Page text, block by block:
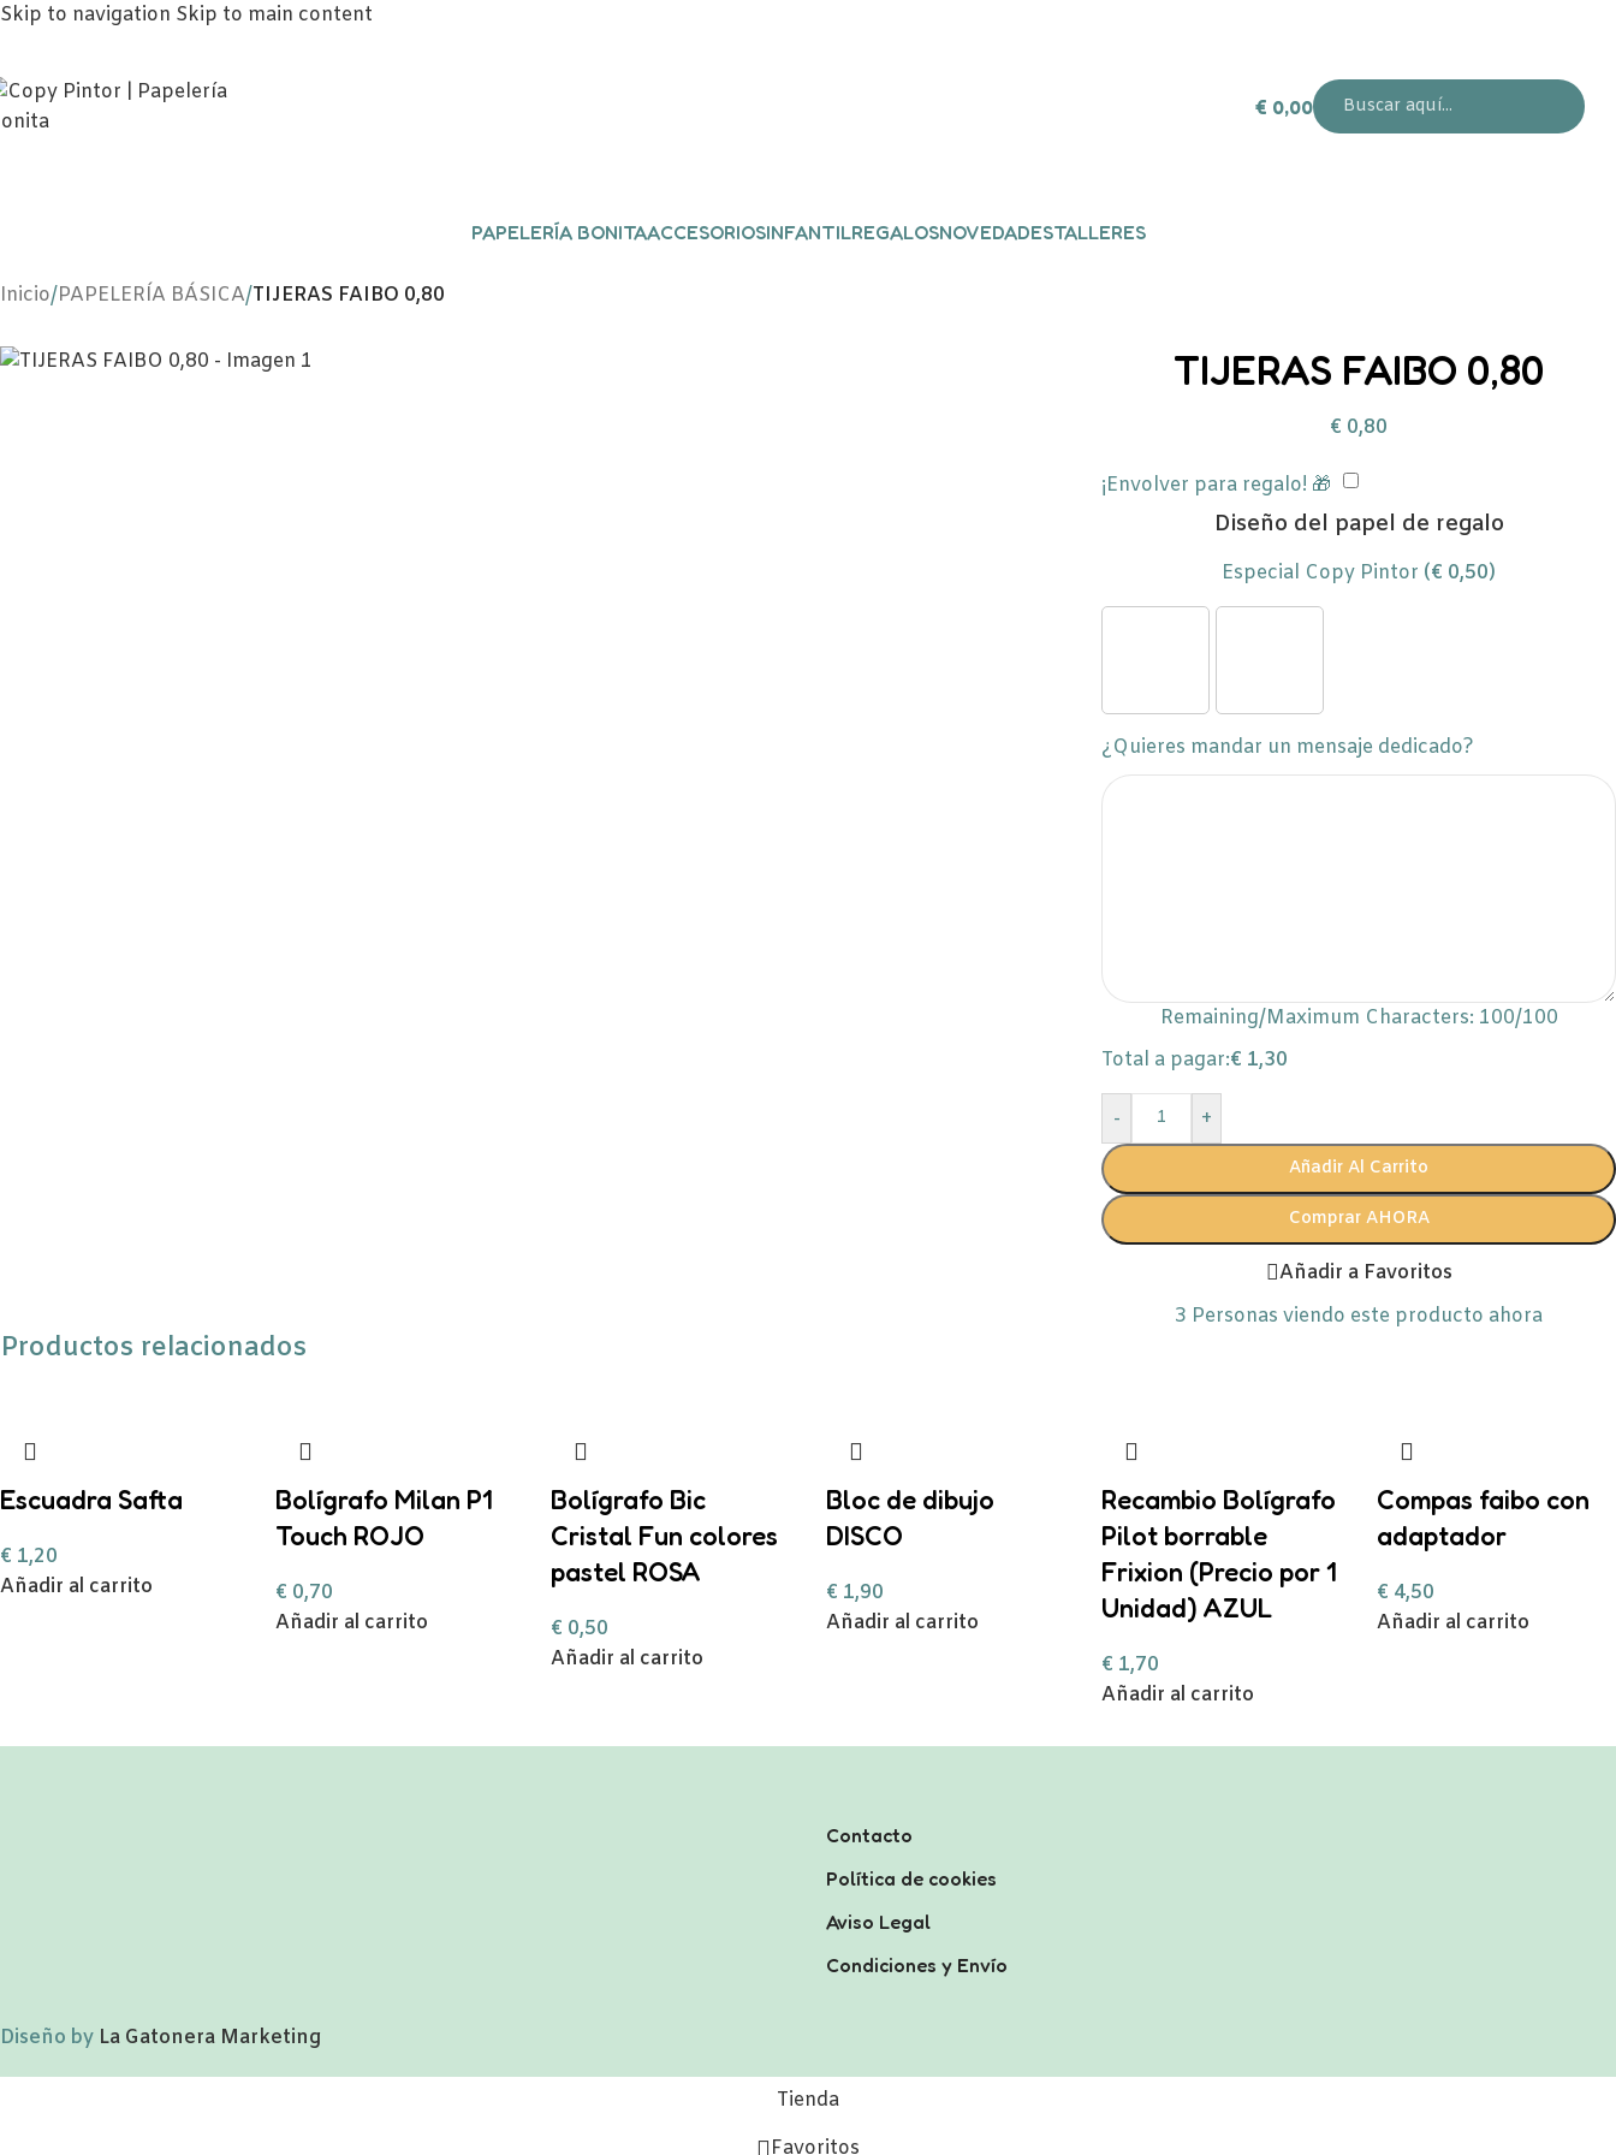
Skip to navigation Skip to main content
€ 0,00
PAPELERÍA BONITAACCESORIOSINFANTILREGALOSNOVEDADESTALLERES
Inicio/PAPELERÍA BÁSICA/TIJERAS FAIBO 0,80
TIJERAS FAIBO 0,80
€ 0,80
¡Envolver para regalo! 🎁
Diseño del papel de regalo
Especial Copy Pintor (€ 0,50)
¿Quieres mandar un mensaje dedicado?
Remaining/Maximum Characters: 100/100
Total a pagar:€ 1,30
- +
Añadir Al Carrito
Comprar AHORA
Añadir a Favoritos
3 Personas viendo este producto ahora
Productos relacionados
Escuadra Safta
€ 1,20
Añadir al carrito
Bolígrafo Milan P1
Touch ROJO
€ 0,70
Añadir al carrito
Bolígrafo Bic
Cristal Fun colores
pastel ROSA
€ 0,50
Añadir al carrito
Bloc de dibujo
DISCO
€ 1,90
Añadir al carrito
Recambio Bolígrafo
Pilot borrable
Frixion (Precio por 1
Unidad) AZUL
€ 1,70
Añadir al carrito
Compas faibo con
adaptador
€ 4,50
Añadir al carrito
Contacto
Política de cookies
Aviso Legal
Condiciones y Envío
Diseño by La Gatonera Marketing
Tienda
Favoritos